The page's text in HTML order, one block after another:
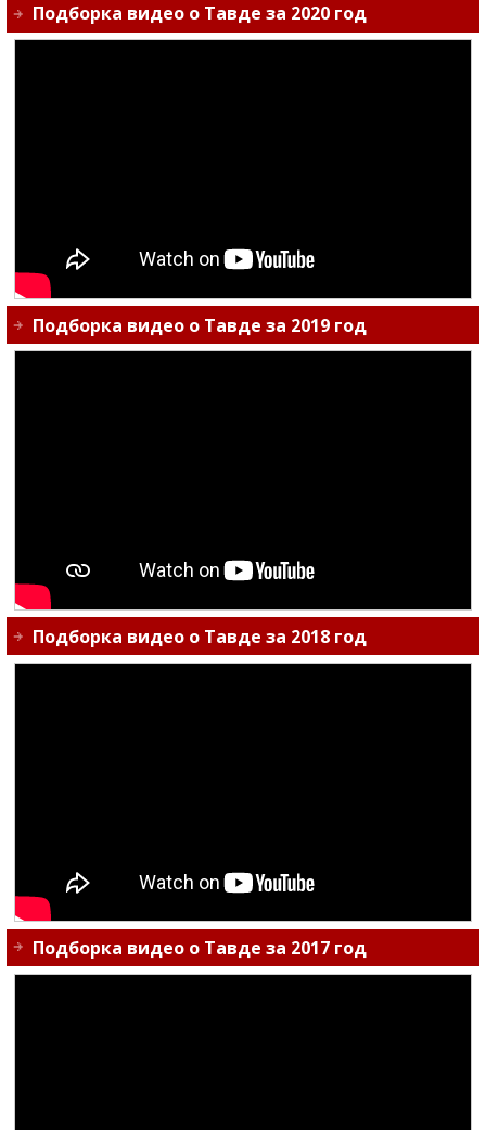
Подборка видео о Тавде за 2020 год
Подборка видео о Тавде за 2019 год
Подборка видео о Тавде за 2018 год
Подборка видео о Тавде за 2017 год